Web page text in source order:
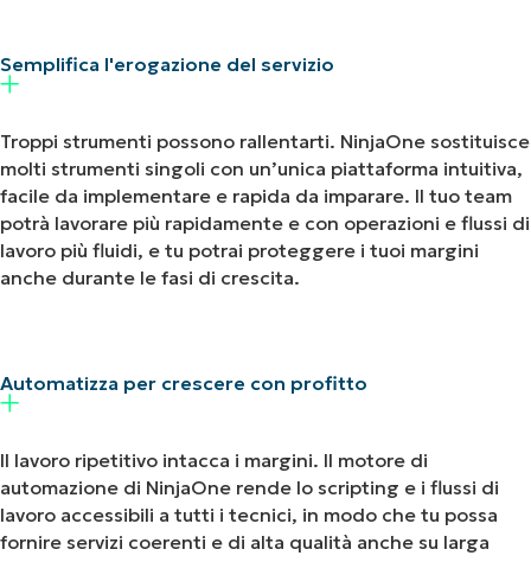
Semplifica l'erogazione del servizio
Troppi strumenti possono rallentarti. NinjaOne sostituisce
molti strumenti singoli con un’unica piattaforma intuitiva,
facile da implementare e rapida da imparare. Il tuo team
potrà lavorare più rapidamente e con operazioni e flussi di
lavoro più fluidi, e tu potrai proteggere i tuoi margini
anche durante le fasi di crescita.
Automatizza per crescere con profitto
Il lavoro ripetitivo intacca i margini. Il motore di
automazione di NinjaOne rende lo scripting e i flussi di
lavoro accessibili a tutti i tecnici, in modo che tu possa
fornire servizi coerenti e di alta qualità anche su larga